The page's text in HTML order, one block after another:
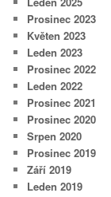
Prosinec 2023
Květen 2023
Leden 2023
Prosinec 2022
Leden 2022
Prosinec 2021
Prosinec 2020
Srpen 2020
Prosinec 2019
Září 2019
Leden 2019